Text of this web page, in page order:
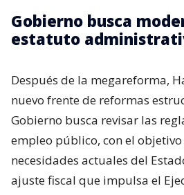
Gobierno busca
estatuto
Después de la megareforma,
nuevo frente de reformas
Gobierno busca revisar las
empleo público, con el
necesidades actuales del
ajuste fiscal que impulsa el